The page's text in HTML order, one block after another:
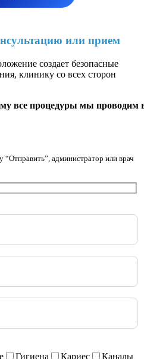
или прием
создает безопасные
клинику со всех сторон
все процедуры мы проводим
администратор или врач
Гигиена Кариес Каналы